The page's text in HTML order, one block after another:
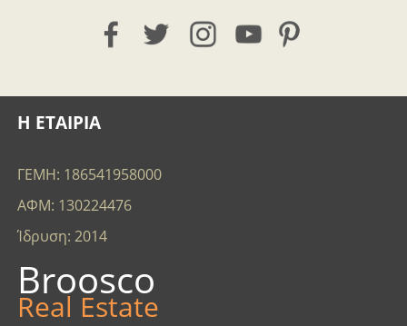
Η ΕΤΑΙΡΙΑ
ΓΕΜΗ: 186541958000
ΑΦΜ: 130224476
Ίδρυση: 2014
Broosco
Real Estate